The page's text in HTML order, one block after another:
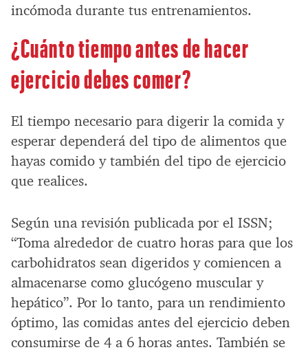
incómoda durante tus entrenamientos.
¿Cuánto tiempo antes de hacer
ejercicio debes comer?
El tiempo necesario para digerir la comida y
esperar dependerá del tipo de alimentos que
hayas comido y también del tipo de ejercicio
que realices.
Según una revisión publicada por el ISSN;
“Toma alrededor de cuatro horas para que los
carbohidratos sean digeridos y comiencen a
almacenarse como glucógeno muscular y
hepático”. Por lo tanto, para un rendimiento
óptimo, las comidas antes del ejercicio deben
consumirse de 4 a 6 horas antes. También se